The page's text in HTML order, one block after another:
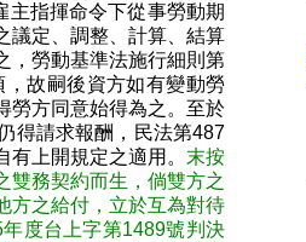
主指揮命令下從事勞動期
議定、調整、計算、結算
，勞動基準法施行細則第
故嗣後資方如有變動勞
勞方同意始得為之。至於
得請求報酬，民法第487
上開規定之適用。 末按
雙務契約而生，倘雙方之
方之給付，立於互為對待
度台上字第1489號判決